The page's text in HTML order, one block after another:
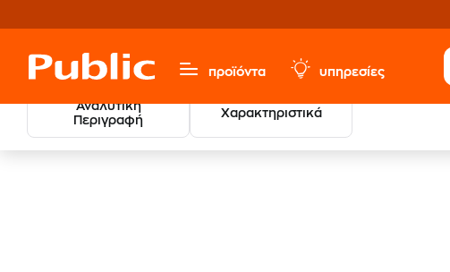
προϊόντα υπηρεσίες
Αναλυτική
Περιγραφή
Χαρακτηριστικά
Παιχνίδια & Παιδικά